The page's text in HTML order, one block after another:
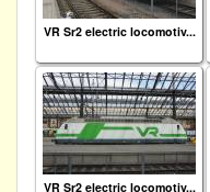
VR Sr2 electric locomotiv...
VR Sr2 electric locomotiv...